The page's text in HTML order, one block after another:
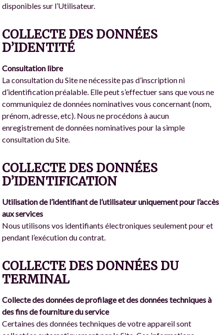
disponibles sur l’Utilisateur.
COLLECTE DES DONNÉES
D’IDENTITÉ
Consultation libre
La consultation du Site ne nécessite pas d’inscription ni
d’identification préalable. Elle peut s’effectuer sans que vous ne
communiquiez de données nominatives vous concernant (nom,
prénom, adresse, etc). Nous ne procédons à aucun
enregistrement de données nominatives pour la simple
consultation du Site.
COLLECTE DES DONNÉES
D’IDENTIFICATION
Utilisation de l’identifiant de l’utilisateur uniquement pour l’accès
aux services
Nous utilisons vos identifiants électroniques seulement pour et
pendant l’exécution du contrat.
COLLECTE DES DONNÉES DU
TERMINAL
Collecte des données de profilage et des données techniques à
des fins de fourniture du service
Certaines des données techniques de votre appareil sont